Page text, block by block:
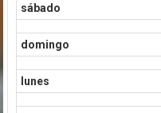
sábado
domingo
lunes